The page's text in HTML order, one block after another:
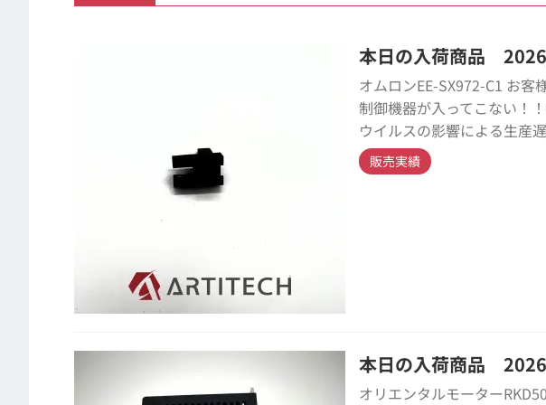
本日の入荷商品
オムロンEE-SX972-C1 お客
制御機器が入ってこない！
ウイルスの影響による生産
販売実績
本日の入荷商品
オリエンタルモーター